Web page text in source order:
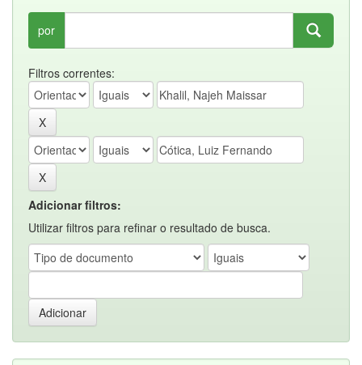
por
Filtros correntes:
Adicionar filtros:
Utilizar filtros para refinar o resultado de busca.